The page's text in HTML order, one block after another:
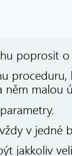
poprosit
něm malou
v jedné
jakkoliv